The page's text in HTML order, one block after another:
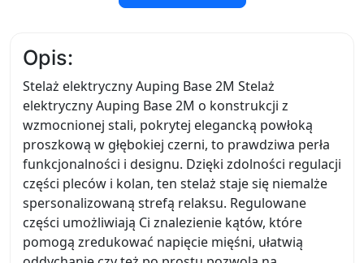
Opis:
Stelaż elektryczny Auping Base 2M Stelaż
elektryczny Auping Base 2M o konstrukcji z
wzmocnionej stali, pokrytej elegancką powłoką
proszkową w głębokiej czerni, to prawdziwa perła
funkcjonalności i designu. Dzięki zdolności regulacji
części pleców i kolan, ten stelaż staje się niemalże
spersonalizowaną strefą relaksu. Regulowane
części umożliwiają Ci znalezienie kątów, które
pomogą zredukować napięcie mięśni, ułatwią